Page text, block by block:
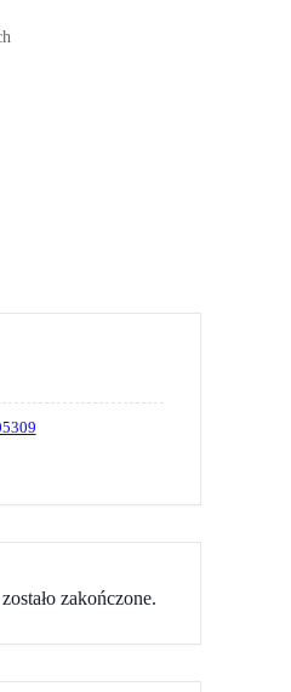
zakończone.